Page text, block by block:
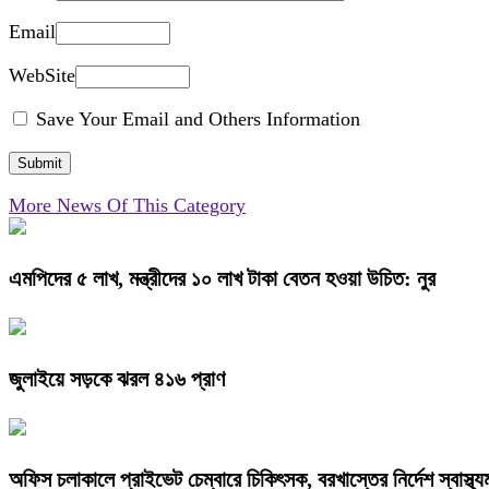
Email
WebSite
Save Your Email and Others Information
More News Of This Category
এমপিদের ৫ লাখ, মন্ত্রীদের ১০ লাখ টাকা বেতন হওয়া উচিত: নুর
জুলাইয়ে সড়কে ঝরল ৪১৬ প্রাণ
অফিস চলাকালে প্রাইভেট চেম্বারে চিকিৎসক, বরখাস্তের নির্দেশ